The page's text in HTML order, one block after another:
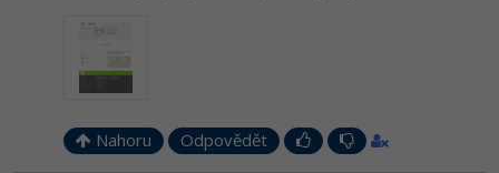
Nahoru Odpovědět